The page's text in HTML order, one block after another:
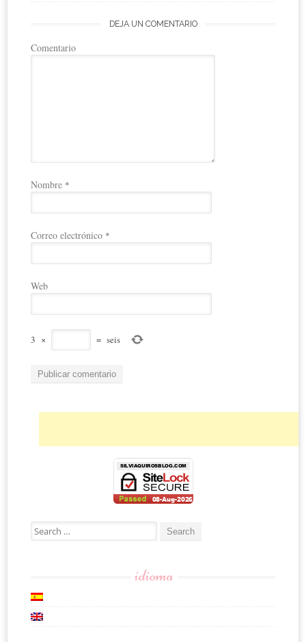
DEJA UN COMENTARIO
Comentario
Nombre *
Correo electrónico *
Web
3 × = seis
Search for:
idioma